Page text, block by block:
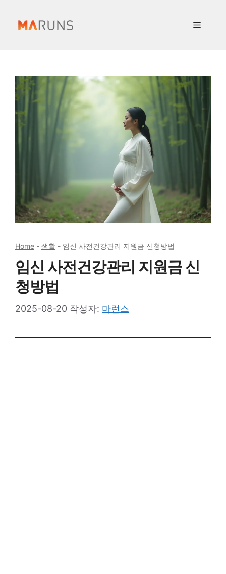
메
Home - 생활 - 임신 사전건강관리 지원금 신청방법
임신 사전건강관리 지원금 신
청방법
2025-08-20 작성자: 마런스